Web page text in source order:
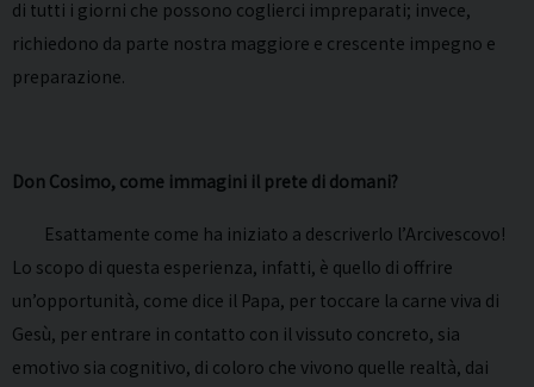
di tutti i giorni che possono coglierci impreparati; invece,
richiedono da parte nostra maggiore e crescente impegno e
preparazione.
Don Cosimo, come immagini il prete di domani?
Esattamente come ha iniziato a descriverlo l’Arcivescovo!
Lo scopo di questa esperienza, infatti, è quello di offrire
un’opportunità, come dice il Papa, per toccare la carne viva di
Gesù, per entrare in contatto con il vissuto concreto, sia
emotivo sia cognitivo, di coloro che vivono quelle realtà, dai